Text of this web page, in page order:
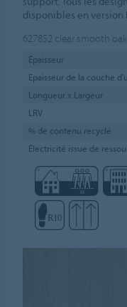
disponibles en version
627852 clear smooth oak
Épaisseur
Epaisseur de la couche
Longueur x Largeur
LRV
% de contenu recyclé
Électricité issue de